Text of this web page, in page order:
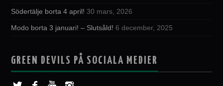
Södertälje borta 4 april! 30 mars, 2026
Modo borta 3 januari! – Slutsåld! 6 december, 2025
GREEN DEVILS PÅ SOCIALA MEDIER